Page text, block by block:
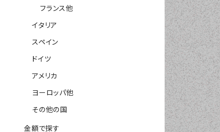
フランス他
イタリア
スペイン
ドイツ
アメリカ
ヨーロッパ他
その他の国
金額で探す